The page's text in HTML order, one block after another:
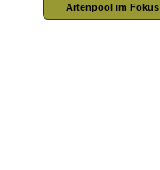
Artenpool im Fokus